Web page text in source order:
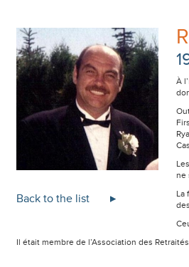
Back to the list
À
ne
La
Il était membre de l’Association des